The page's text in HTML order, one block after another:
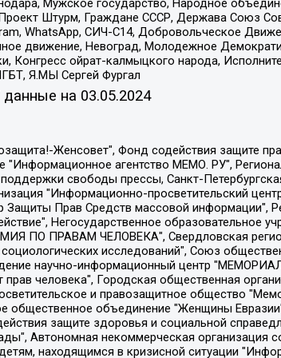
Мужское государство, Народное
Штурм, Граждане СССР, Держава Союз
WhatsApp, СИЧ-С14, Добровольческое
движение, Невоград, Молодежное
Конгресс ойрат-калмыцкого народа,
Я.МЫ Сергей Фургал
данные на 03.05.2024
Чуракова Ольга Владимировна, Ярош Юлия Петровна, Юридическое лицо "The Insider SIA", зарегистрированное в Риге, Латвийская Республика (дата регистрации 26.06.2015), являющееся администратором доменного имени интернет-издания "The Insider SIA", https://theins.ru, Постернак Алексей Евгеньевич, Рубин Михаил Аркадьевич, Анин Роман Александрович, Юридическое лицо Istories fonds, зарегистрированное в Латвийской Республике (регистрационный номер 50008295751, дата регистрации 24.02.2020), Великовский Дмитрий Александрович, Долинина Ирина Николаевна, Мароховская Алеся Алексеевна, Шлейнов Роман Юрьевич, Шмагун Олеся Валентиновна, Общество с ограниченной ответственностью "Альтаир 2021", Общество с ограниченной ответственностью "Вега 2021", Общество с ограниченной ответственностью "Главный редактор 2021", Общество с ограниченной ответственностью "Ромашки монолит", Важенков Артем Валерьевич, Ивановская областная общественная организация "Центр гендерных исследований", Гурман Юрий Альбертович, Медиапроект "ОВД-Инфо", Егоров Владимир Владимирович, Жилинский Владимир Александрович, Общество с ограниченной ответственностью "ЗП", Иванова София Юрьевна, Карезина Инна Павловна, Кильтау Екатерина Викторовна, Петров Алексей Викторович, Пискунов Сергей Евгеньевич, Смирнов Сергей Сергеевич, Тихонов Михаил Сергеевич, Общество с ограниченной ответственностью "ЖУРНАЛИСТ-ИНОСТРАННЫЙ АГЕНТ", Арапова Галина Юрьевна, Вольтская Татьяна Анатольевна, Американская компания "Mason G.E.S. Anonymous Foundation" (США), являющаяся владельцем интернет-издания https://mnews.world/, Компания "Stichting Bellingcat", зарегистрированная в Нидерландах (дата регистрации 11.07.2018), Захаров Андрей Вячеславович, Клепиковская Екатерина Дмитриевна, Общество с ограниченной ответственностью "МЕМО", Перл Роман Александрович, Симонов Евгений Алексеевич, Соловьева Елена Анатольевна, Сотников Даниил Владимирович, Сурначева Елизавета Дмитриевна, Автономная некоммерческая организация по защите прав человека и информированию населения "Якутия – Наше Мнение", Общество с ограниченной ответственностью "Москоу диджитал медиа", с 26.01.2023 Общество с ограниченной ответственностью "Чайка Белые сады", Ветошкина Валерия Валерьевна, Заговора Максим Александрович, Межрегиональное общественное движение "Российская ЛГБТ - сеть", Оленичев Максим Владимирович, Павлов Иван Юрьевич, Скворцова Елена Сергеевна, Общество с ограниченной ответственностью "Как бы инагент", Кочетков Игорь Викторович, Общество с ограниченной ответственностью "Честные выборы", Еланчик Олег Александрович, Общество с ограниченной ответственностью "Нобелевский призыв", Гималова Регина Эмилевна, Григорьев Андрей Валерьевич, Григорьева Алина Александровна, Ассоциация по содействию защите прав призывников, альтернативнослужащих и военнослужащих "Правозащитная группа